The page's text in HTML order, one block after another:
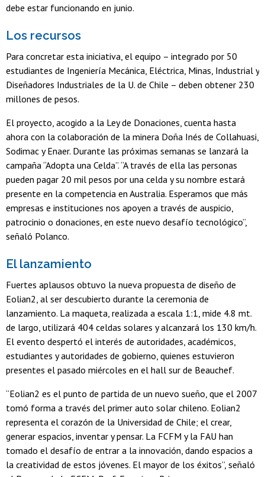
debe estar funcionando en junio.
Los recursos
Para concretar esta iniciativa, el equipo – integrado por 50
estudiantes de Ingeniería Mecánica, Eléctrica, Minas, Industrial y
Diseñadores Industriales de la U. de Chile – deben obtener 230
millones de pesos.
El proyecto, acogido a la Ley de Donaciones, cuenta hasta
ahora con la colaboración de la minera Doña Inés de Collahuasi,
Sodimac y Enaer. Durante las próximas semanas se lanzará la
campaña “Adopta una Celda”. “A través de ella las personas
pueden pagar 20 mil pesos por una celda y su nombre estará
presente en la competencia en Australia. Esperamos que más
empresas e instituciones nos apoyen a través de auspicio,
patrocinio o donaciones, en este nuevo desafío tecnológico”,
señaló Polanco.
El lanzamiento
Fuertes aplausos obtuvo la nueva propuesta de diseño de
Eolian2, al ser descubierto durante la ceremonia de
lanzamiento. La maqueta, realizada a escala 1:1, mide 4.8 mt.
de largo, utilizará 404 celdas solares y alcanzará los 130 km/h.
El evento despertó el interés de autoridades, académicos,
estudiantes y autoridades de gobierno, quienes estuvieron
presentes el pasado miércoles en el hall sur de Beauchef.
“Eolian2 es el punto de partida de un nuevo sueño, que el 2007
tomó forma a través del primer auto solar chileno. Eolian2
representa el corazón de la Universidad de Chile; el crear,
generar espacios, inventar y pensar. La FCFM y la FAU han
tomado el desafío de entrar a la innovación, dando espacios a
la creatividad de estos jóvenes. El mayor de los éxitos”, señaló